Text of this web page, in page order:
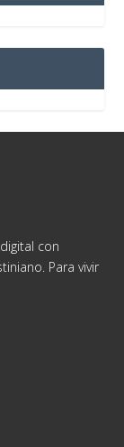
con
Para vivir